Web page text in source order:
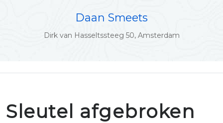
Daan Smeets
Dirk van Hasseltssteeg 50, Amsterdam
Sleutel afgebroken